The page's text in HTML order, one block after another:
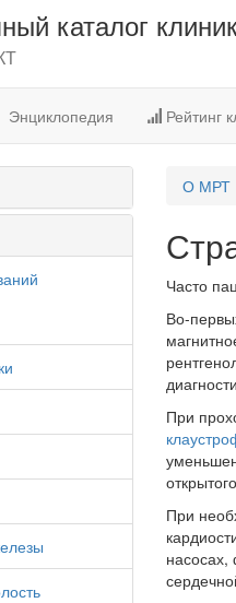
каталог
Энциклопедия Рейтинг
О МРТ
Часто
Во-
При
При
насосах,